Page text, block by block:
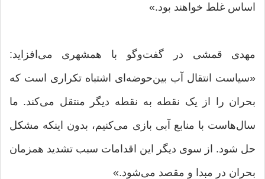
اساس غلط خواهند بود.»
مهدی قمشی در گفت‌وگو با همشهری‌ می‌افزاید:
«سیاست انتقال آب بین‌حوضه‌ای اشتباه تکراری است که
بحران را از یک نقطه به نقطه دیگر منتقل می‌کند. ما
سال‌هاست با منابع آبی بازی می‌کنیم، بدون اینکه مشکل
حل شود. از سوی دیگر این اقدامات سبب تشدید همزمان
بحران در مبدا و مقصد می‌شود.»‌